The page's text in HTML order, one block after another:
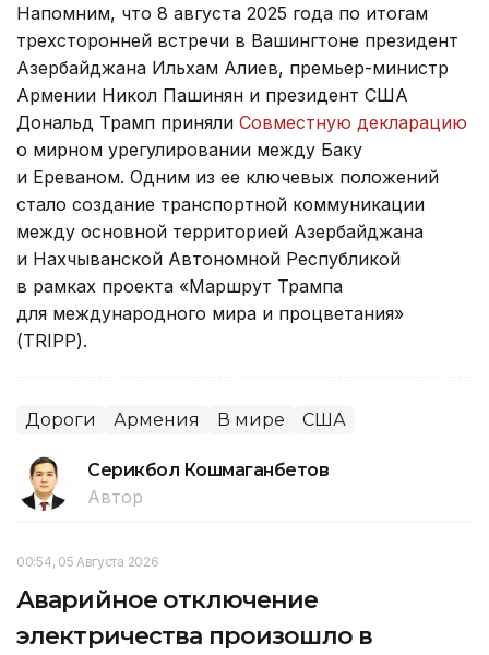
Напомним, что 8 августа 2025 года по итогам
трехсторонней встречи в Вашингтоне президент
Азербайджана Ильхам Алиев, премьер-министр
Армении Никол Пашинян и президент США
Дональд Трамп приняли Совместную декларацию
о мирном урегулировании между Баку
и Ереваном. Одним из ее ключевых положений
стало создание транспортной коммуникации
между основной территорией Азербайджана
и Нахчыванской Автономной Республикой
в рамках проекта «Маршрут Трампа
для международного мира и процветания»
(TRIPP).
Дороги Армения В мире США
Серикбол Кошмаганбетов
Автор
00:54, 05 Августа 2026
Аварийное отключение
электричества произошло в